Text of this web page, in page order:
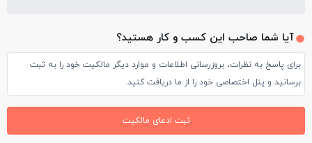
آیا شما صاحب این کسب و کار هستید؟
برای پاسخ به نظرات، بروزرسانی اطلاعات و موارد دیگر مالکیت خود را به ثبت
برسانید و پنل اختصاصی خود را از ما دریافت کنید.
ثبت ادعای مالکیت